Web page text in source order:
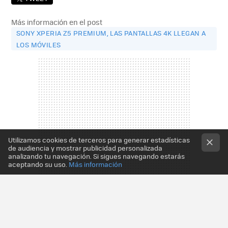
Más información en el post
SONY XPERIA Z5 PREMIUM, LAS PANTALLAS 4K LLEGAN A
LOS MÓVILES
Utilizamos cookies de terceros para generar estadísticas
de audiencia y mostrar publicidad personalizada
analizando tu navegación. Si sigues navegando estarás
aceptando su uso. Más información